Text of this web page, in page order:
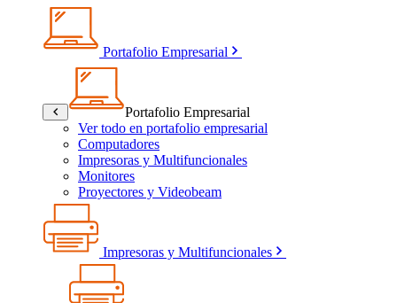
Portafolio Empresarial
Portafolio Empresarial
Ver todo en portafolio empresarial
Computadores
Impresoras y Multifuncionales
Monitores
Proyectores y Videobeam
Impresoras y Multifuncionales